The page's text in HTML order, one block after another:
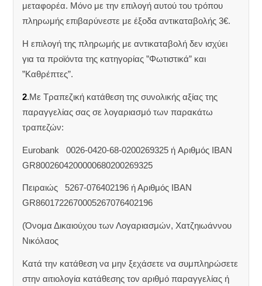
μεταφορέα. Μόνο με την επιλογή αυτού του τρόπου
πληρωμής επιβαρύνεστε με έξοδα αντικαταβολής 3€.
Η επιλογή της πληρωμής με αντικαταβολή δεν ισχύει
για τα προϊόντα της κατηγορίας ”Φωτιστικά” και
”Καθρέπτες”.
2.Με Τραπεζική κατάθεση της συνολικής αξίας της
παραγγελίας σας σε λογαριασμό των παρακάτω
τραπεζών:
Eurobank 0026-0420-68-0200269325 ή Aριθμός IBAN
GR8002604200000680200269325
Πειραιώς 5267-076402196 ή Αριθμός IBAN
GR8601722670005267076402196
(Όνομα Δικαιούχου των Λογαριασμών, Χατζηιωάννου
Νικόλαος
Κατά την κατάθεση να μην ξεχάσετε να συμπληρώσετε
στην αιτιολογία κατάθεσης τον αριθμό παραγγελίας ή